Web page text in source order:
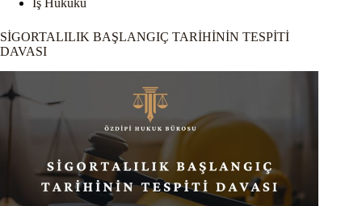
İş Hukuku
SİGORTALILIK BAŞLANGIÇ TARİHİNİN TESPİTİ
DAVASI